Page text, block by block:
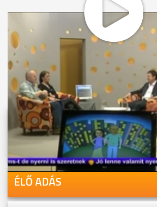
MEGOSZTÁS
Videóink megtekinthetőek
Youtube-csatornánkon is!
ÉLŐ ADÁS